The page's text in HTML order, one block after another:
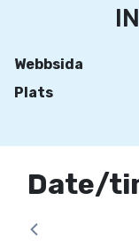
Webbsida
Plats
Date/